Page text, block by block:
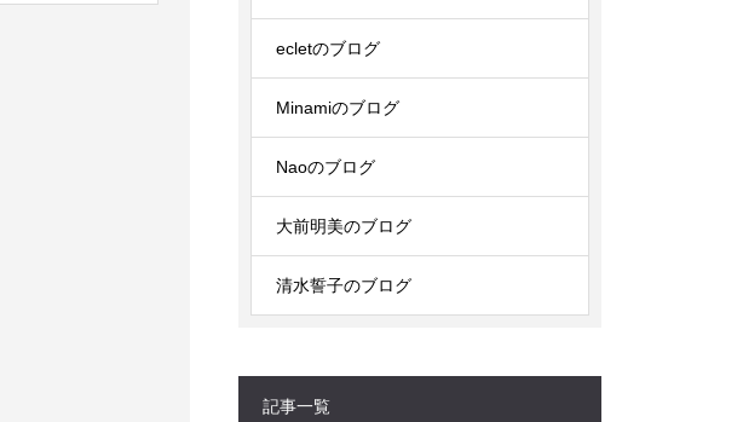
ecletのブログ
Minamiのブログ
Naoのブログ
大前明美のブログ
清水誓子のブログ
記事一覧